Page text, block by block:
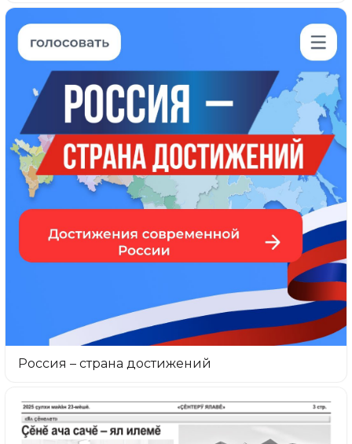
Россия – страна достижений